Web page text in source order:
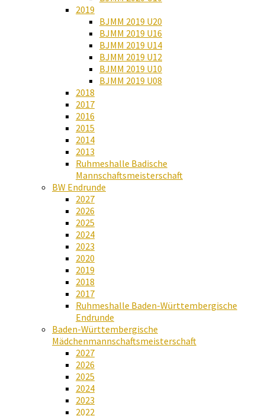
2019
BJMM 2019 U20
BJMM 2019 U16
BJMM 2019 U14
BJMM 2019 U12
BJMM 2019 U10
BJMM 2019 U08
2018
2017
2016
2015
2014
2013
Ruhmeshalle Badische
Mannschaftsmeisterschaft
BW Endrunde
2027
2026
2025
2024
2023
2020
2019
2018
2017
Ruhmeshalle Baden-Württembergische
Endrunde
Baden-Württembergische
Mädchenmannschaftsmeisterschaft
2027
2026
2025
2024
2023
2022